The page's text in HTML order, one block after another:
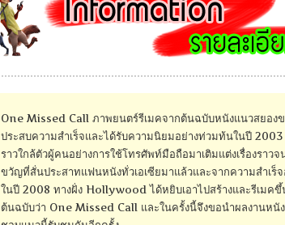
One Missed Call ภาพยนตร์รีเมคจากต้นฉบับหนังแนวสยอ
ประสบความสำเร็จและได้รับความนิยมอย่างท่วมท้นในปี 2003
ราวใกล้ตัวผู้คนอย่างการใช้โทรศัพท์มือถือมาเติมแต่งเรื่องราว
ขวัญที่สั่นประสาทแฟนหนังทั่วเอเซียมาแล้วและจากความสำเร็
ในปี 2008 ทางฝั่ง Hollywood ได้หยิบเอาไปสร้างและรีเมค
ต้นฉบับว่า One Missed Call และในครั้งนี้จึงขอนำผลงานหนั